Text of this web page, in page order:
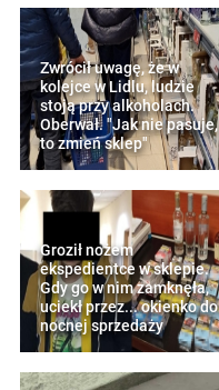
Zwrócił uwagę, że w
kolejce w Lidlu, ludzie
stoją przy alkoholach.
Oberwał. "Jak nie pasuje,
to zmień sklep"
Groził nożem
ekspedientce w sklepie.
Gdy go w nim zamknęła,
uciekł przez... okienko do
nocnej sprzedaży